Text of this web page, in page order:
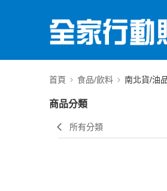
首頁 食品/飲料 南北貨/油
商品分類
所有分類